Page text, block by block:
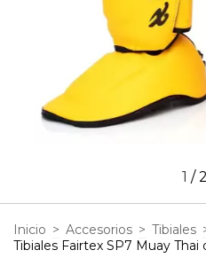
1 /
Inicio > Accesorios > Tibiales
Tibiales Fairtex SP7 Muay